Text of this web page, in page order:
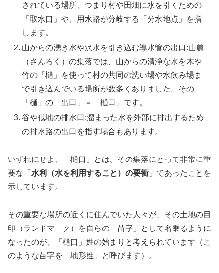
されている場所、つまり村や田畑に水を引くための
「取水口」や、用水路が分岐する「分水地点」を指
します。
山からの湧き水や沢水を引き込む導水管の出口:山麓
（さんろく）の集落では、山からの清浄な水を木や
竹の「樋」を使って村の共同の洗い場や水飲み場ま
で引き込んでいる場所が数多くありました。その
「樋」の「出口」＝「樋口」です。
谷や低地の排水口:溜まった水を外部に排出するため
の排水路の出口を指す場合もあります。
いずれにせよ、「樋口」とは、その集落にとって非常に重
要な「 水利（水を利用すること）の要衝 」であったことを
示しています。
その重要な場所の近くに住んでいた人々が、その土地の目
印（ランドマーク）を自らの「苗字」として名乗るように
なったのが、「樋口」姓の始まりと考えられています（こ
のような苗字を「地形姓」と呼びます）。